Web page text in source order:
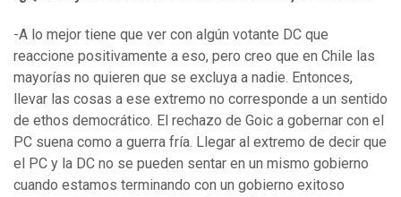
-A lo mejor tiene que ver con algún votante DC que
reaccione positivamente a eso, pero creo que en Chile las
mayorías no quieren que se excluya a nadie. Entonces,
llevar las cosas a ese extremo no corresponde a un sentido
de ethos democrático. El rechazo de Goic a gobernar con el
PC suena como a guerra fría. Llegar al extremo de decir que
el PC y la DC no se pueden sentar en un mismo gobierno
cuando estamos terminando con un gobierno exitoso